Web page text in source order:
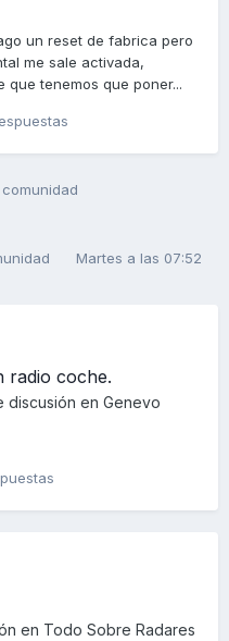
un reset de fabrica pero
me sale activada,
tenemos que poner...
Martes a las 07:52
radio coche.
discusión en Genevo
en Todo Sobre Radares